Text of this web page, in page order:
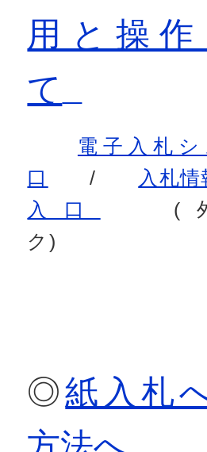
用と操
て
電子入札
口
/
入札
入口
(外
◎紙入札